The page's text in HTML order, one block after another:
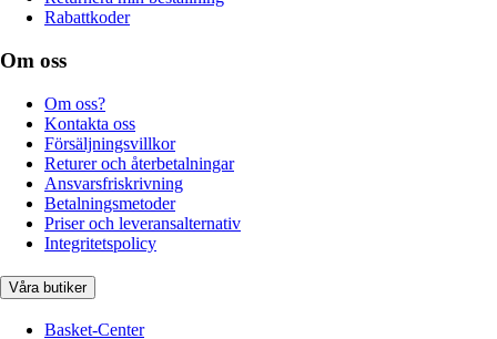
Rabattkoder
Om oss
Om oss?
Kontakta oss
Försäljningsvillkor
Returer och återbetalningar
Ansvarsfriskrivning
Betalningsmetoder
Priser och leveransalternativ
Integritetspolicy
Våra butiker
Basket-Center